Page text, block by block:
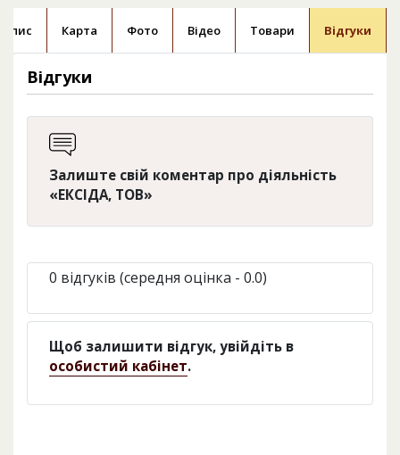
Опис Карта Фото Відео Товари Відгуки
Відгуки
Залиште свій коментар про діяльність
«ЕКСІДА, ТОВ»
0 відгуків (середня оцінка - 0.0)
Щоб залишити відгук, увійдіть в
особистий кабінет.